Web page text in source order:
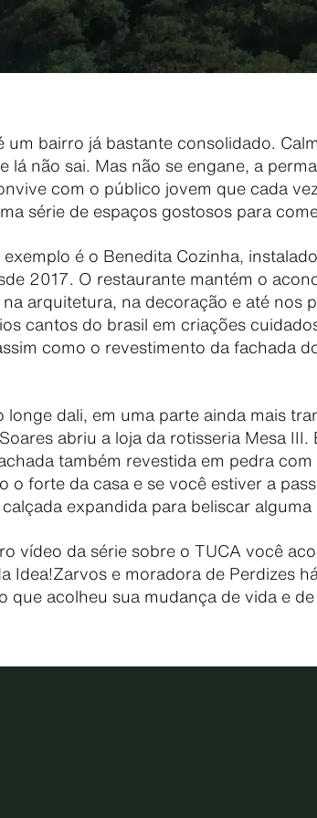
um bairro já bastante consolidado.
lá não sai. Mas não se engane, a
com o público jovem que cada
série de espaços gostosos para
exemplo é o Benedita Cozinha,
2017. O restaurante mantém o
na arquitetura, na decoração e até nos
cantos do brasil em criações
como o revestimento da fachada
longe dali, em uma parte ainda mais
abriu a loja da rotisseria Mesa III.
também revestida em pedra
o forte da casa e se você estiver a
expandida para beliscar alguma
vídeo da série sobre o TUCA você
Idea!Zarvos e moradora de Perdizes
que acolheu sua mudança de vida e de